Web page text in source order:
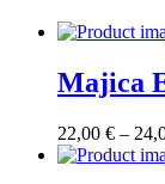
Majica
22,00 € –